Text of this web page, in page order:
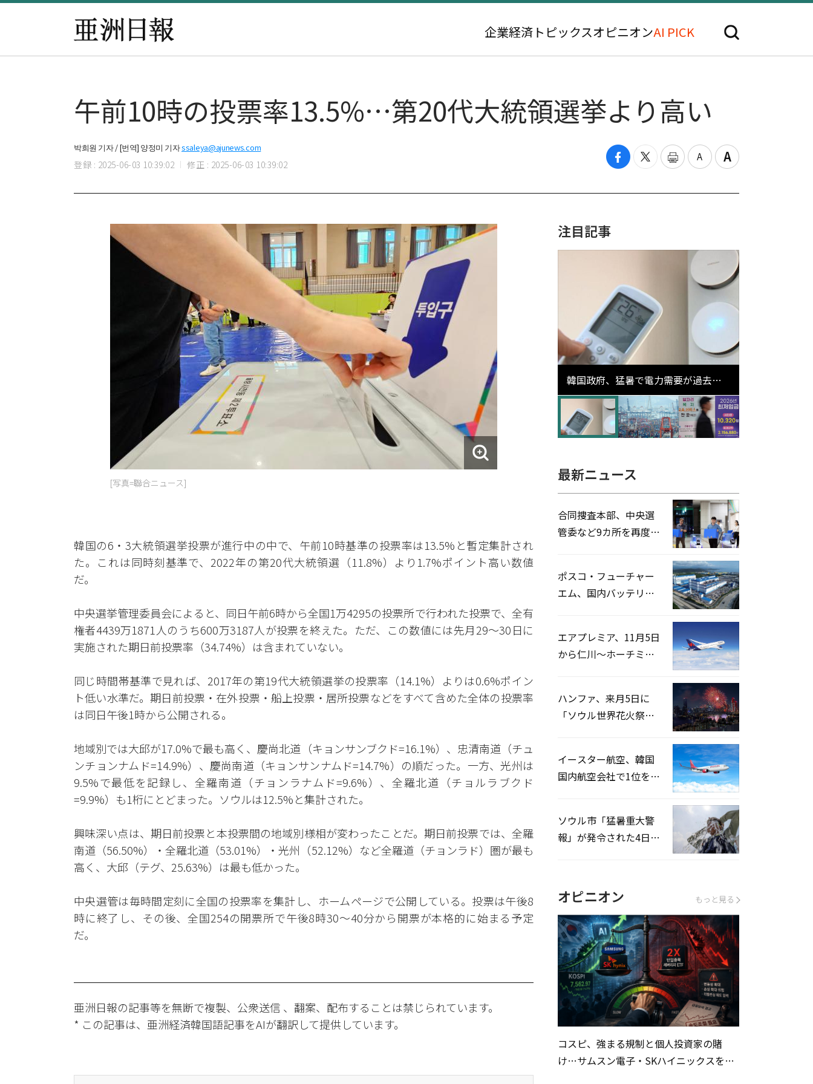
企業経済 トピックスオピニオンAI PICK
午前10時の投票率13.5%…第20代大統領選挙より高い
박희원 기자 / [번역] 양정미 기자ssaleya@ajunews.com
登録 : 2025-06-03 10:39:02 修正 : 2025-06-03 10:39:02
[写真=聯合ニュース]
韓国の6・3大統領選挙投票が進行中の中で、午前10時基準の投票率は13.5%と暫定集計され
た。これは同時刻基準で、2022年の第20代大統領選（11.8%）より1.7%ポイント高い数値
だ。
中央選挙管理委員会によると、同日午前6時から全国1万4295の投票所で行われた投票で、全有
権者4439万1871人のうち600万3187人が投票を終えた。ただ、この数値には先月29～30日に
実施された期日前投票率（34.74%）は含まれていない。
同じ時間帯基準で見れば、2017年の第19代大統領選挙の投票率（14.1%）よりは0.6%ポイン
ト低い水準だ。期日前投票・在外投票・船上投票・居所投票などをすべて含めた全体の投票率
は同日午後1時から公開される。
地域別では大邱が17.0%で最も高く、慶尚北道（キョンサンブクド=16.1%）、忠清南道（チュ
ンチョンナムド=14.9%）、慶尚南道（キョンサンナムド=14.7%）の順だった。一方、光州は
9.5%で最低を記録し、全羅南道（チョンラナムド=9.6%）、全羅北道（チョルラブクド
=9.9%）も1桁にとどまった。ソウルは12.5%と集計された。
興味深い点は、期日前投票と本投票間の地域別様相が変わったことだ。期日前投票では、全羅
南道（56.50%）・全羅北道（53.01%）・光州（52.12%）など全羅道（チョンラド）圏が最も
高く、大邱（テグ、25.63%）は最も低かった。
中央選管は毎時間定刻に全国の投票率を集計し、ホームページで公開している。投票は午後8
時に終了し、その後、全国254の開票所で午後8時30～40分から開票が本格的に始まる予定
だ。
亜洲日報の記事等を無断で複製、公衆送信 、翻案、配布することは禁じられています。
* この記事は、亜洲経済韓国語記事をAIが翻訳して提供しています。
注目記事
韓国政府、猛暑で電力需要が過去最
高更新の可能性に需給対応体制を点
検
最新ニュース
合同捜査本部、中央選
管委など9カ所を再度家
ポスコ・フューチャー
エム、国内バッテリー
エアプレミア、11月5日
から仁川〜ホーチミン
ハンファ、来月5日に
「ソウル世界花火祭り
イースター航空、韓国
国内航空会社で1位を記
ソウル市「猛暑重大警
報」が発令された4日、
オピニオン もっと見る
コスピ、強まる規制と個人投資家の賭
け…サムスン電子・SKハイニックスを巡